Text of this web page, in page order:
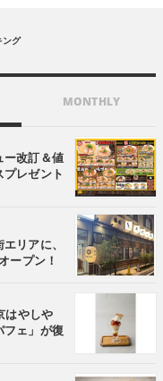
ング
MONTHLY
ー改訂＆値
プレゼント
リアに、
ープン！
はやしや
フェ」が復